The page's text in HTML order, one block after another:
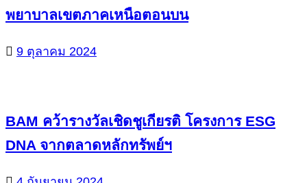
พยาบาลเขตภาคเหนือตอนบน
9 ตุลาคม 2024
BAM คว้ารางวัลเชิดชูเกียรติ โครงการ ESG
DNA จากตลาดหลักทรัพย์ฯ